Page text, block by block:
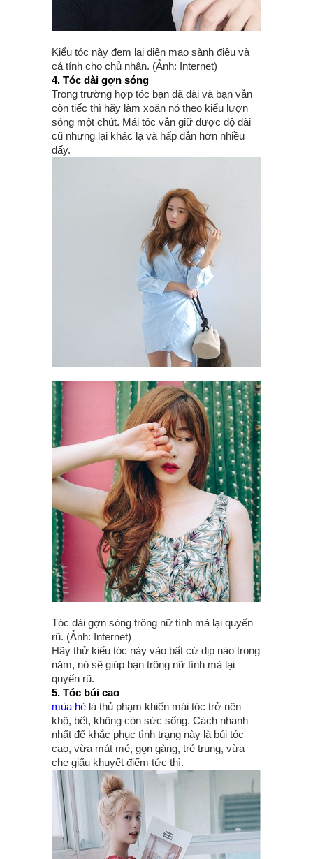
Kiểu tóc này đem lại diện mạo sành điệu và
cá tính cho chủ nhân. (Ảnh: Internet)
4. Tóc dài gợn sóng
Trong trường hợp tóc bạn đã dài và bạn vẫn
còn tiếc thì hãy làm xoăn nó theo kiểu lượn
sóng một chút. Mái tóc vẫn giữ được độ dài
cũ nhưng lại khác lạ và hấp dẫn hơn nhiều
đấy.
Tóc dài gợn sóng trông nữ tính mà lại quyến
rũ. (Ảnh: Internet)
Hãy thử kiểu tóc này vào bất cứ dịp nào trong
năm, nó sẽ giúp bạn trông nữ tính mà lại
quyến rũ.
5. Tóc búi cao
mùa hè là thủ phạm khiến mái tóc trở nên
khô, bết, không còn sức sống. Cách nhanh
nhất để khắc phục tình trạng này là búi tóc
cao, vừa mát mẻ, gọn gàng, trẻ trung, vừa
che giấu khuyết điểm tức thì.